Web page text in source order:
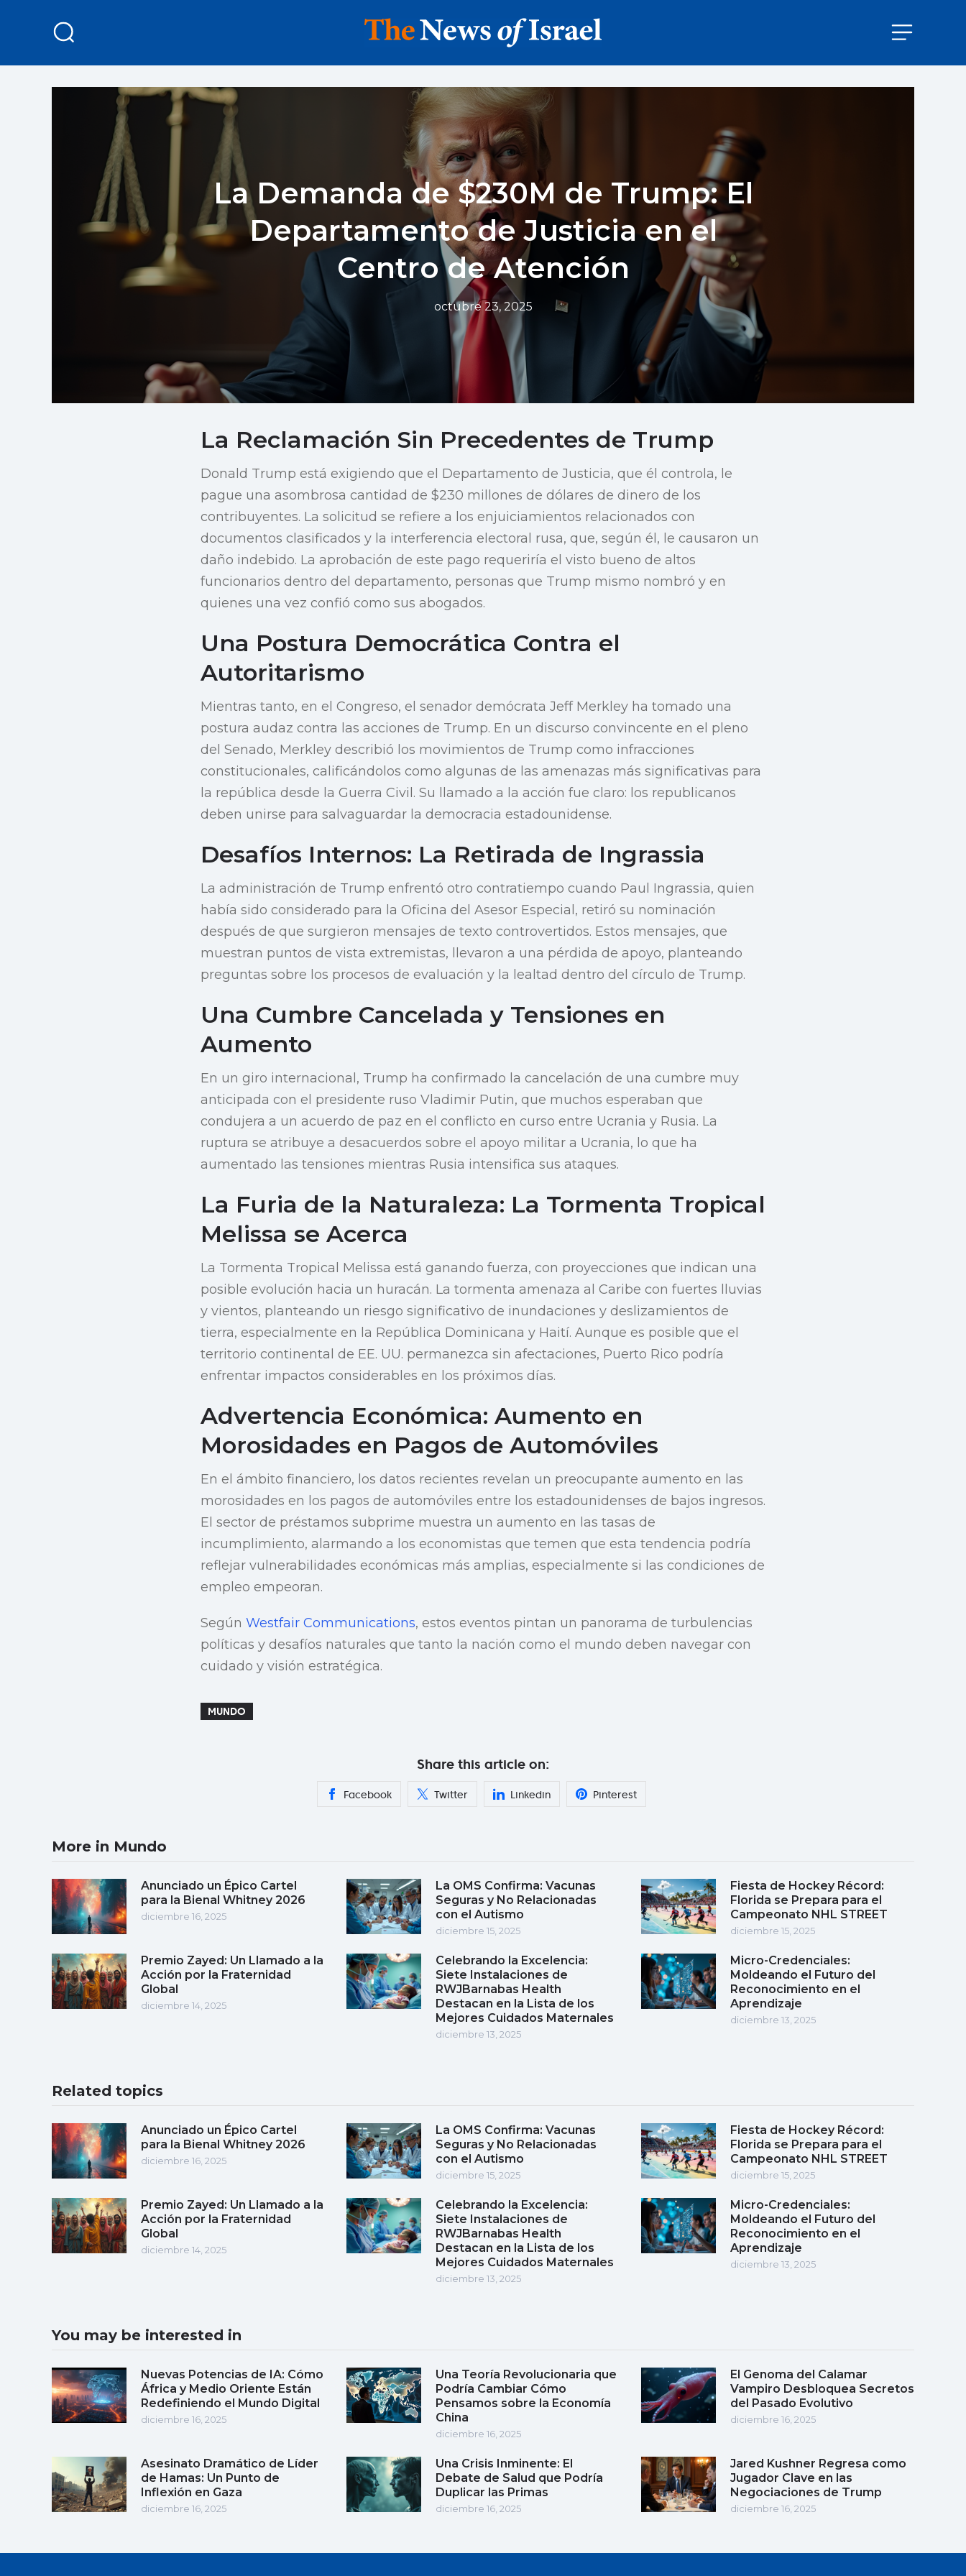
La Demanda de $230M de Trump: El
Departamento de Justicia en el
Centro de Atención
octubre 23, 2025
La Reclamación Sin Precedentes de Trump
Donald Trump está exigiendo que el Departamento de Justicia, que él controla, le
pague una asombrosa cantidad de $230 millones de dólares de dinero de los
contribuyentes. La solicitud se refiere a los enjuiciamientos relacionados con
documentos clasificados y la interferencia electoral rusa, que, según él, le causaron un
daño indebido. La aprobación de este pago requeriría el visto bueno de altos
funcionarios dentro del departamento, personas que Trump mismo nombró y en
quienes una vez confió como sus abogados.
Una Postura Democrática Contra el
Autoritarismo
Mientras tanto, en el Congreso, el senador demócrata Jeff Merkley ha tomado una
postura audaz contra las acciones de Trump. En un discurso convincente en el pleno
del Senado, Merkley describió los movimientos de Trump como infracciones
constitucionales, calificándolos como algunas de las amenazas más significativas para
la república desde la Guerra Civil. Su llamado a la acción fue claro: los republicanos
deben unirse para salvaguardar la democracia estadounidense.
Desafíos Internos: La Retirada de Ingrassia
La administración de Trump enfrentó otro contratiempo cuando Paul Ingrassia, quien
había sido considerado para la Oficina del Asesor Especial, retiró su nominación
después de que surgieron mensajes de texto controvertidos. Estos mensajes, que
muestran puntos de vista extremistas, llevaron a una pérdida de apoyo, planteando
preguntas sobre los procesos de evaluación y la lealtad dentro del círculo de Trump.
Una Cumbre Cancelada y Tensiones en
Aumento
En un giro internacional, Trump ha confirmado la cancelación de una cumbre muy
anticipada con el presidente ruso Vladimir Putin, que muchos esperaban que
condujera a un acuerdo de paz en el conflicto en curso entre Ucrania y Rusia. La
ruptura se atribuye a desacuerdos sobre el apoyo militar a Ucrania, lo que ha
aumentado las tensiones mientras Rusia intensifica sus ataques.
La Furia de la Naturaleza: La Tormenta Tropical
Melissa se Acerca
La Tormenta Tropical Melissa está ganando fuerza, con proyecciones que indican una
posible evolución hacia un huracán. La tormenta amenaza al Caribe con fuertes lluvias
y vientos, planteando un riesgo significativo de inundaciones y deslizamientos de
tierra, especialmente en la República Dominicana y Haití. Aunque es posible que el
territorio continental de EE. UU. permanezca sin afectaciones, Puerto Rico podría
enfrentar impactos considerables en los próximos días.
Advertencia Económica: Aumento en
Morosidades en Pagos de Automóviles
En el ámbito financiero, los datos recientes revelan un preocupante aumento en las
morosidades en los pagos de automóviles entre los estadounidenses de bajos ingresos.
El sector de préstamos subprime muestra un aumento en las tasas de
incumplimiento, alarmando a los economistas que temen que esta tendencia podría
reflejar vulnerabilidades económicas más amplias, especialmente si las condiciones de
empleo empeoran.
Según Westfair Communications, estos eventos pintan un panorama de turbulencias
políticas y desafíos naturales que tanto la nación como el mundo deben navegar con
cuidado y visión estratégica.
MUNDO
Share this article on:
Facebook Twitter Linkedin Pinterest
More in Mundo
Anunciado un Épico Cartel
para la Bienal Whitney 2026
diciembre 16, 2025
La OMS Confirma: Vacunas
Seguras y No Relacionadas
con el Autismo
diciembre 15, 2025
Fiesta de Hockey Récord:
Florida se Prepara para el
Campeonato NHL STREET
diciembre 15, 2025
Premio Zayed: Un Llamado a la
Acción por la Fraternidad
Global
diciembre 14, 2025
Celebrando la Excelencia:
Siete Instalaciones de
RWJBarnabas Health
Destacan en la Lista de los
Mejores Cuidados Maternales
diciembre 13, 2025
Micro-Credenciales:
Moldeando el Futuro del
Reconocimiento en el
Aprendizaje
diciembre 13, 2025
Related topics
Anunciado un Épico Cartel
para la Bienal Whitney 2026
diciembre 16, 2025
La OMS Confirma: Vacunas
Seguras y No Relacionadas
con el Autismo
diciembre 15, 2025
Fiesta de Hockey Récord:
Florida se Prepara para el
Campeonato NHL STREET
diciembre 15, 2025
Premio Zayed: Un Llamado a la
Acción por la Fraternidad
Global
diciembre 14, 2025
Celebrando la Excelencia:
Siete Instalaciones de
RWJBarnabas Health
Destacan en la Lista de los
Mejores Cuidados Maternales
diciembre 13, 2025
Micro-Credenciales:
Moldeando el Futuro del
Reconocimiento en el
Aprendizaje
diciembre 13, 2025
You may be interested in
Nuevas Potencias de IA: Cómo
África y Medio Oriente Están
Redefiniendo el Mundo Digital
diciembre 16, 2025
Una Teoría Revolucionaria que
Podría Cambiar Cómo
Pensamos sobre la Economía
China
diciembre 16, 2025
El Genoma del Calamar
Vampiro Desbloquea Secretos
del Pasado Evolutivo
diciembre 16, 2025
Asesinato Dramático de Líder
de Hamas: Un Punto de
Inflexión en Gaza
diciembre 16, 2025
Una Crisis Inminente: El
Debate de Salud que Podría
Duplicar las Primas
diciembre 16, 2025
Jared Kushner Regresa como
Jugador Clave en las
Negociaciones de Trump
diciembre 16, 2025